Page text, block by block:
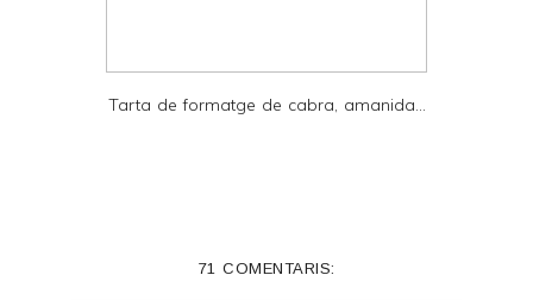
Tarta de formatge de cabra, amanida...
71 COMENTARIS: